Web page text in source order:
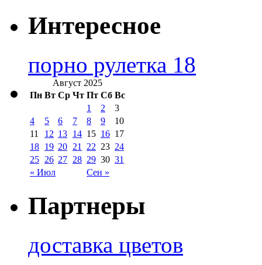
Интересное
порно рулетка 18
Август 2025
Пн Вт Ср Чт Пт Сб Вс
« Июл Сен »
1 2
3
4
5 6 7 8 9
10
11
12 13 14 15 16 17
18 19 20 21 22 23 24
25 26 27 28 29 30 31
Партнеры
доставка цветов